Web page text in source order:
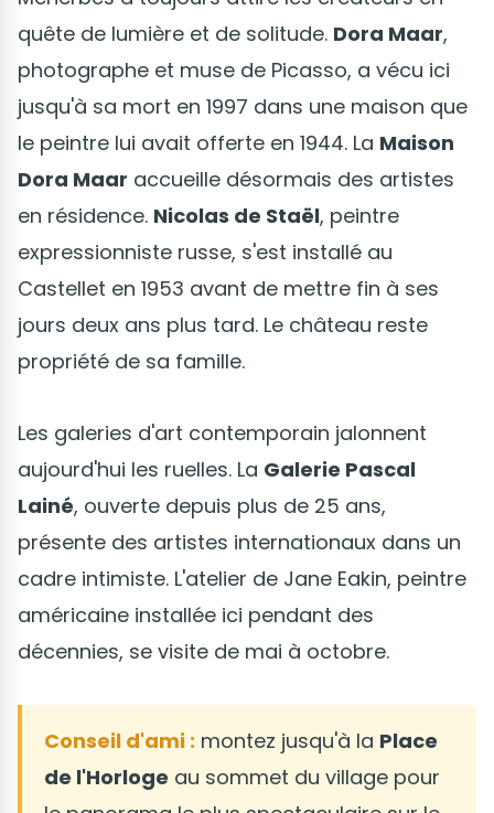
quête de lumière et de solitude. Dora Maar,
photographe et muse de Picasso, a vécu ici
jusqu'à sa mort en 1997 dans une maison que
le peintre lui avait offerte en 1944. La Maison
Dora Maar accueille désormais des artistes
en résidence. Nicolas de Staël, peintre
expressionniste russe, s'est installé au
Castellet en 1953 avant de mettre fin à ses
jours deux ans plus tard. Le château reste
propriété de sa famille.
Les galeries d'art contemporain jalonnent
aujourd'hui les ruelles. La Galerie Pascal
Lainé, ouverte depuis plus de 25 ans,
présente des artistes internationaux dans un
cadre intimiste. L'atelier de Jane Eakin, peintre
américaine installée ici pendant des
décennies, se visite de mai à octobre.
Conseil d'ami : montez jusqu'à la Place
de l'Horloge au sommet du village pour